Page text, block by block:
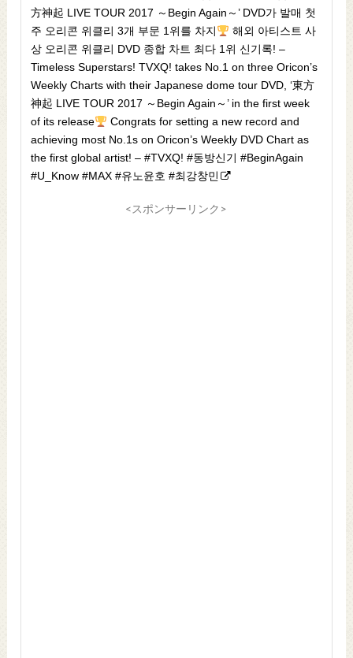
方神起 LIVE TOUR 2017 ～Begin Again～’ DVD가 발매 첫
주 오리콘 위클리 3개 부문 1위를 차지
해외 아티스트 사
상 오리콘 위클리 DVD 종합 차트 최다 1위 신기록! –
Timeless Superstars! TVXQ! takes No.1 on three Oricon’s
Weekly Charts with their Japanese dome tour DVD, ‘東方
神起 LIVE TOUR 2017 ～Begin Again～’ in the first week
of its release
Congrats for setting a new record and
achieving most No.1s on Oricon’s Weekly DVD Chart as
the first global artist! – #TVXQ! #동방신기 #BeginAgain
#U_Know #MAX #유노윤호 #최강창민
<スポンサーリンク>